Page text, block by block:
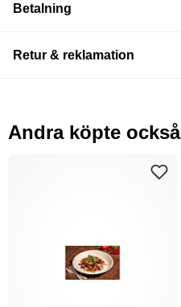
Betalning
Retur & reklamation
Andra köpte också